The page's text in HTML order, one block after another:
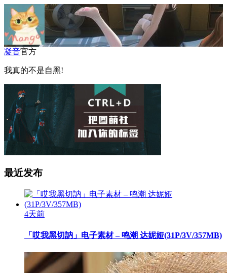
凝音官方
我真的不是自黑!
最近发布
4天前
「哎我黑切訥」电子素材 – 鸣潮 达妮娅(31P/3V/357MB)